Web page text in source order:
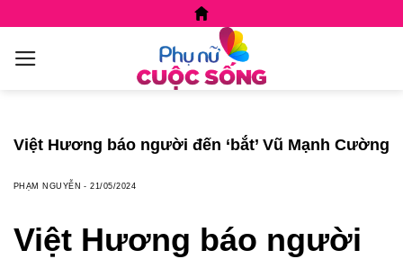
content
Việt Hương báo người đến ‘bắt’ Vũ Mạnh Cường
PHẠM NGUYỄN -21/05/2024
Việt Hương báo người